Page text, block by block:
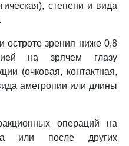
степени и вида
остроте зрения ниже 0,8
на зрячем глазу
(очковая, контактная,
аметропии или длины
операций на
или после других